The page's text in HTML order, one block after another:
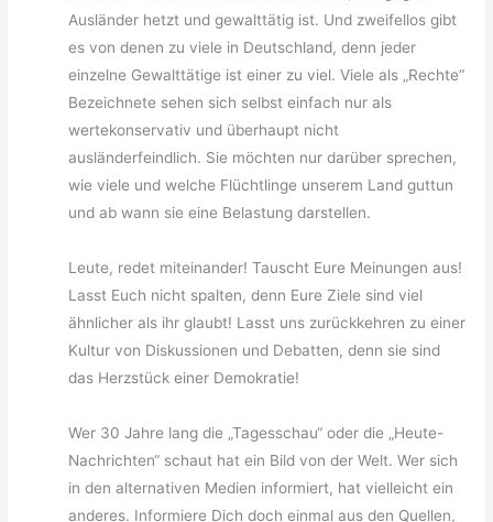
Ausländer hetzt und gewalttätig ist. Und zweifellos gibt
es von denen zu viele in Deutschland, denn jeder
einzelne Gewalttätige ist einer zu viel. Viele als „Rechte“
Bezeichnete sehen sich selbst einfach nur als
wertekonservativ und überhaupt nicht
ausländerfeindlich. Sie möchten nur darüber sprechen,
wie viele und welche Flüchtlinge unserem Land guttun
und ab wann sie eine Belastung darstellen.
Leute, redet miteinander! Tauscht Eure Meinungen aus!
Lasst Euch nicht spalten, denn Eure Ziele sind viel
ähnlicher als ihr glaubt! Lasst uns zurückkehren zu einer
Kultur von Diskussionen und Debatten, denn sie sind
das Herzstück einer Demokratie!
Wer 30 Jahre lang die „Tagesschau“ oder die „Heute-
Nachrichten“ schaut hat ein Bild von der Welt. Wer sich
in den alternativen Medien informiert, hat vielleicht ein
anderes. Informiere Dich doch einmal aus den Quellen,